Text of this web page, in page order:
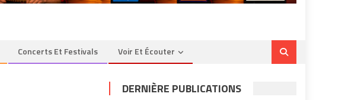
Concerts Et Festivals Voir Et Écouter
DERNIÈRE PUBLICATIONS